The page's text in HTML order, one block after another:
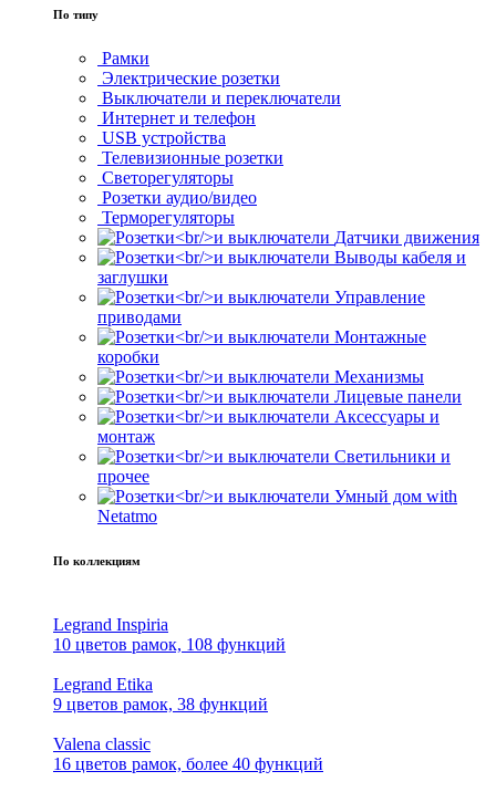
По типу
Рамки
Электрические розетки
Выключатели и переключатели
Интернет и телефон
USB устройства
Телевизионные розетки
Светорегуляторы
Розетки аудио/видео
Терморегуляторы
Датчики движения
Выводы кабеля и
заглушки
Управление
приводами
Монтажные
коробки
Механизмы
Лицевые панели
Аксессуары и
монтаж
Светильники и
прочее
Умный дом with
Netatmo
По коллекциям
Legrand Inspiria
10 цветов рамок, 108 функций
Legrand Etika
9 цветов рамок, 38 функций
Valena classic
16 цветов рамок, более 40 функций